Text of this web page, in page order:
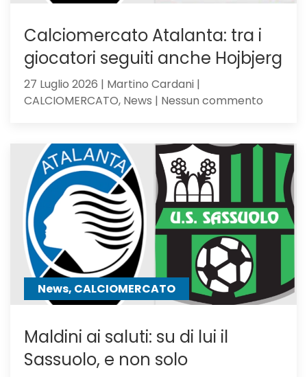
Calciomercato Atalanta: tra i
giocatori seguiti anche Hojbjerg
27 Luglio 2026 | Martino Cardani |
CALCIOMERCATO, News | Nessun commento
tra
seguiti
anche
Hojbjerg
News, CALCIOMERCATO
Maldini ai saluti: su di lui il
Sassuolo, e non solo